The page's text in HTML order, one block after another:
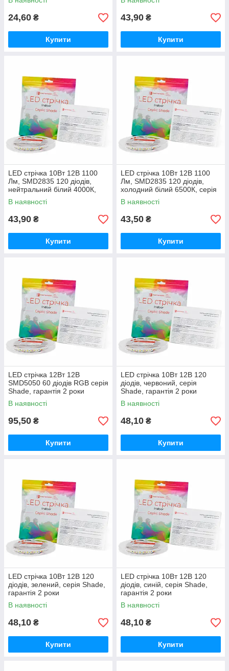
24,60 ₴
Купити
43,90 ₴
Купити
LED стрічка 10Вт 12В 1100
Лм, SMD2835 120 діодів,
нейтральний білий 4000К,
серія Shade, гарантія 2 роки
В наявності
43,90 ₴
Купити
LED стрічка 10Вт 12В 1100
Лм, SMD2835 120 діодів,
холодний білий 6500К, серія
Shade, гарантія 2 роки
В наявності
43,50 ₴
Купити
LED стрічка 12Вт 12В
SMD5050 60 діодів RGB серія
Shade, гарантія 2 роки
В наявності
95,50 ₴
Купити
LED стрічка 10Вт 12В 120
діодів, червоний, серія
Shade, гарантія 2 роки
В наявності
48,10 ₴
Купити
LED стрічка 10Вт 12В 120
діодів, зелений, серія Shade,
гарантія 2 роки
В наявності
48,10 ₴
Купити
LED стрічка 10Вт 12В 120
діодів, синій, серія Shade,
гарантія 2 роки
В наявності
48,10 ₴
Купити